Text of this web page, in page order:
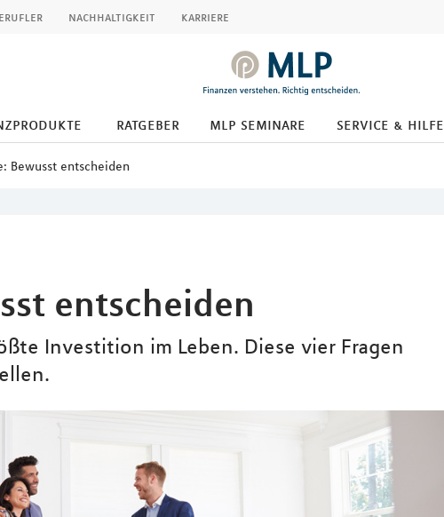
nachhaltigkeit karriere
ratgeber mlp seminare service & hilfe
Bewusst entscheiden
entscheiden
Investition im Leben. Diese vier Fragen